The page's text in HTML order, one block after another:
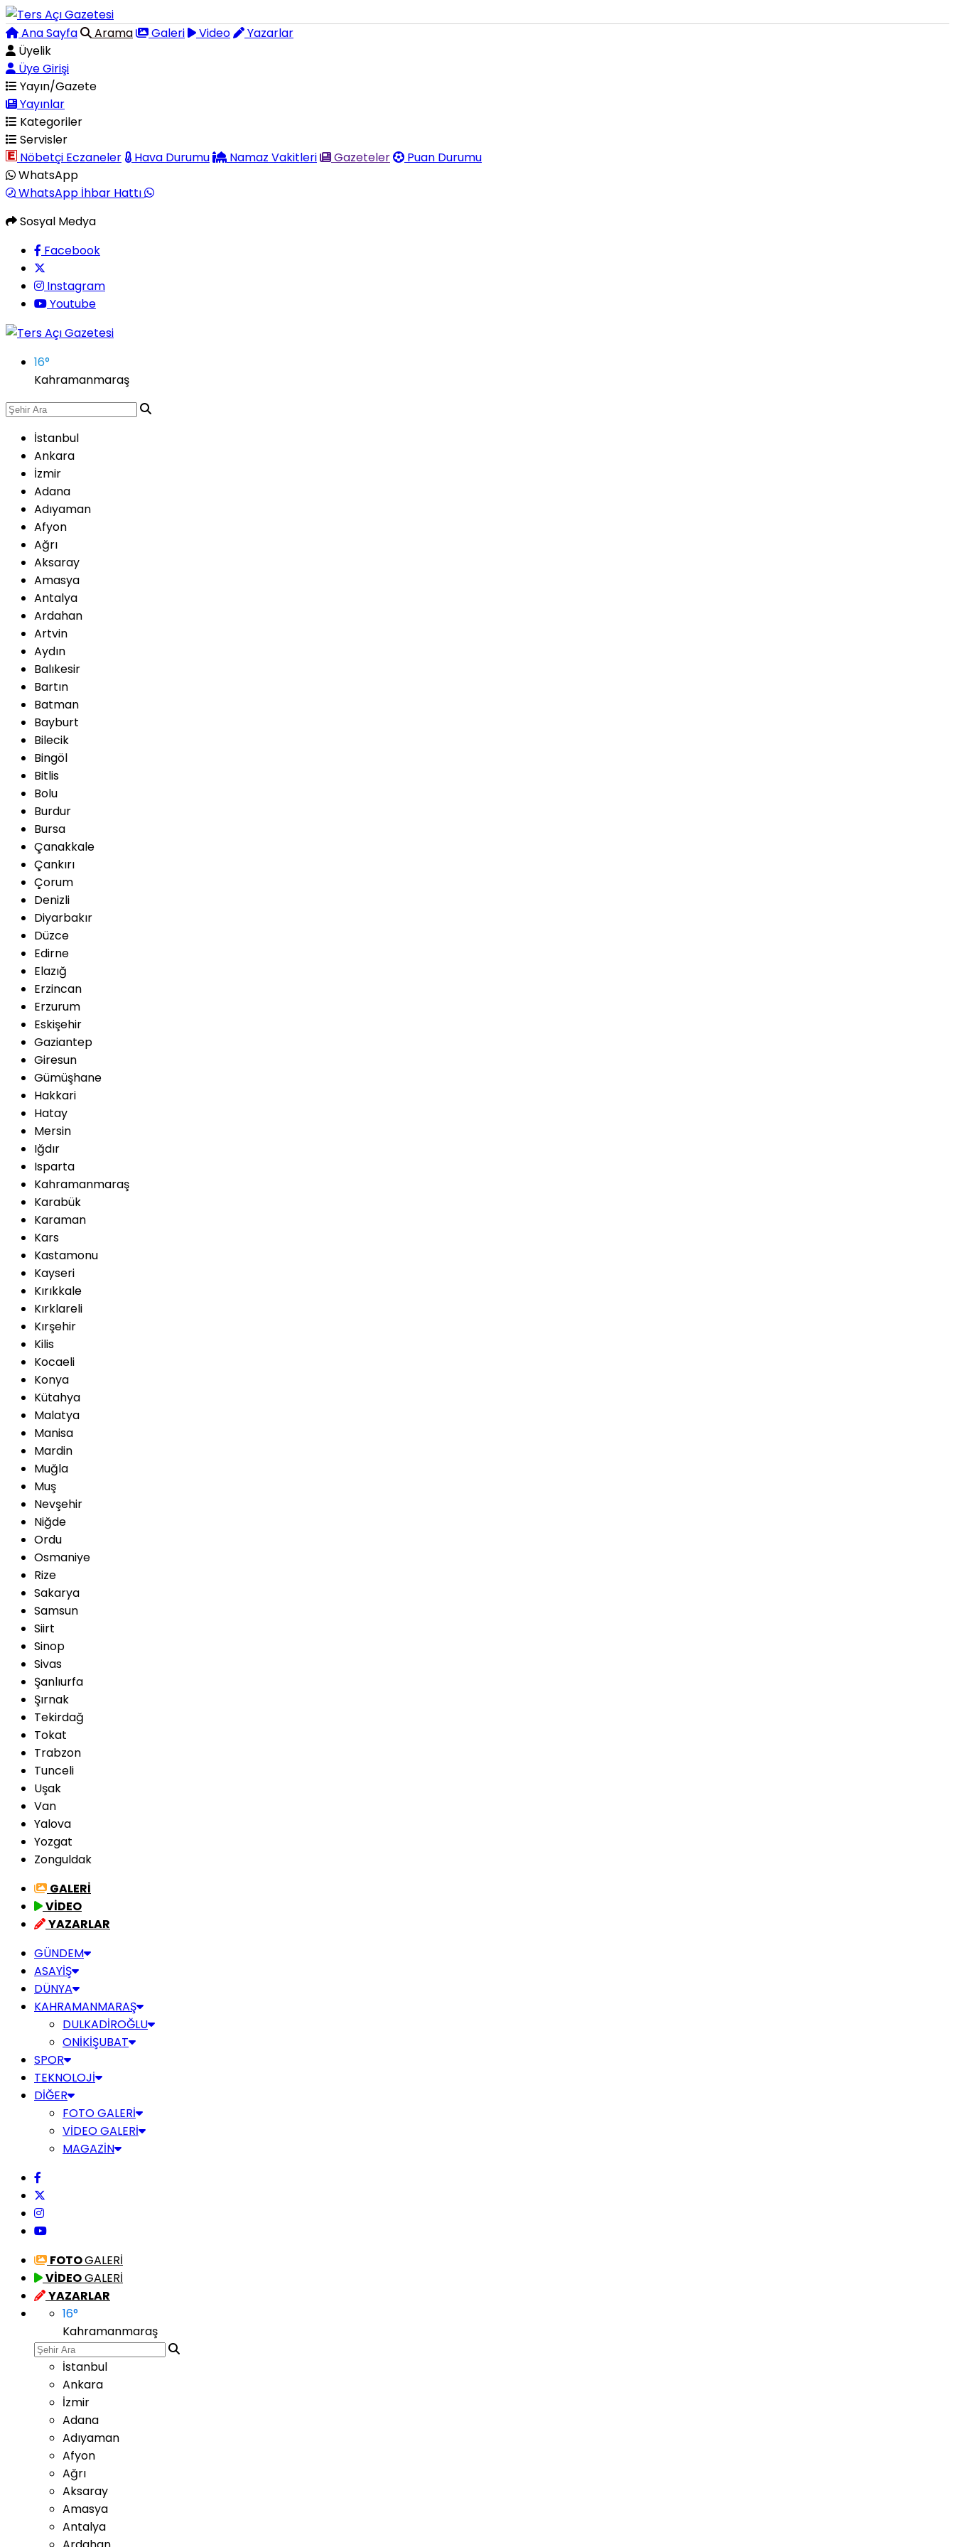
Ana Sayfa Arama Galeri Video
Yazarlar
Üyelik
Üye Girişi
Yayın/Gazete
Yayınlar
Kategoriler
Servisler
Nöbetçi Eczaneler
Hava Durumu Namaz Vakitleri Gazeteler
Puan Durumu
WhatsApp
WhatsApp İhbar Hattı
Sosyal Medya
Facebook
Instagram
Youtube
16°
Kahramanmaraş
İstanbul
Ankara
İzmir
Adana
Adıyaman
Afyon
Ağrı
Aksaray
Amasya
Antalya
Ardahan
Artvin
Aydın
Balıkesir
Bartın
Batman
Bayburt
Bilecik
Bingöl
Bitlis
Bolu
Burdur
Bursa
Çanakkale
Çankırı
Çorum
Denizli
Diyarbakır
Düzce
Edirne
Elazığ
Erzincan
Erzurum
Eskişehir
Gaziantep
Giresun
Gümüşhane
Hakkari
Hatay
Mersin
Iğdır
Isparta
Kahramanmaraş
Karabük
Karaman
Kars
Kastamonu
Kayseri
Kırıkkale
Kırklareli
Kırşehir
Kilis
Kocaeli
Konya
Kütahya
Malatya
Manisa
Mardin
Muğla
Muş
Nevşehir
Niğde
Ordu
Osmaniye
Rize
Sakarya
Samsun
Siirt
Sinop
Sivas
Şanlıurfa
Şırnak
Tekirdağ
Tokat
Trabzon
Tunceli
Uşak
Van
Yalova
Yozgat
Zonguldak
GALERİ
VİDEO
YAZARLAR
GÜNDEM
ASAYİŞ
DÜNYA
KAHRAMANMARAŞ
DULKADİROĞLU
ONİKİŞUBAT
SPOR
TEKNOLOJİ
DİĞER
FOTO GALERİ
VİDEO GALERİ
MAGAZİN
FOTOGALERİ
VİDEOGALERİ
YAZARLAR
16°
Kahramanmaraş
İstanbul
Ankara
İzmir
Adana
Adıyaman
Afyon
Ağrı
Aksaray
Amasya
Antalya